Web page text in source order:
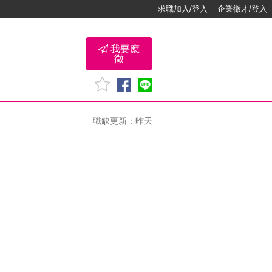
求職加入/登入 企業徵才/登入
我要應
徵
職缺更新：昨天